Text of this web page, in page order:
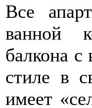
Все
ванной
балкона
стиле в
имеет